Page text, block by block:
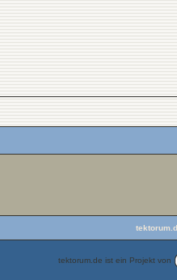
tektorum.de ist ein Projekt von